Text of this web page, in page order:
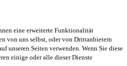
eine erweiterte Funktionalität
von uns selbst, oder von Drittanbietern
unseren Seiten verwenden. Wenn Sie diese
einige oder alle dieser Dienste